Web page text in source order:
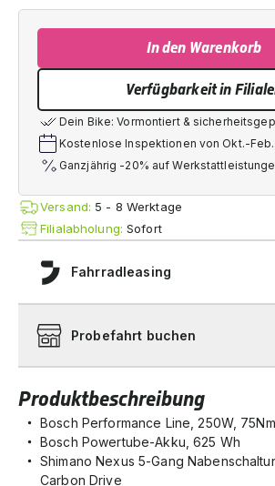
Produktbeschreibung
Bosch Performance Line, 250W,
Bosch Powertube-Akku, 625 Wh
Shimano Nexus 5-Gang
Carbon Drive
In den Warenkorb
Verfügbarkeit in
Dein Bike: Vormontiert &
Kostenlose Inspektionen von Okt.-Feb.
Ganzjährig -20% auf
Versand: 5 - 8 Werktage
Filialabholung:Sofort
Fahrradleasing
Probefahrt buchen